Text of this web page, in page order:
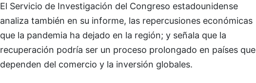
El Servicio de Investigación del Congreso estadounidense
analiza también en su informe, las repercusiones económicas
que la pandemia ha dejado en la región; y señala que la
recuperación podría ser un proceso prolongado en países que
dependen del comercio y la inversión globales.